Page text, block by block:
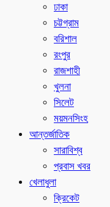
ঢাকা
চট্টগ্রাম
বরিশাল
রংপুর
রাজশাহী
খুলনা
সিলেট
ময়মনসিংহ
আন্তর্জাতিক
সারাবিশ্ব
প্রবাস খবর
খেলাধুলা
ক্রিকেট